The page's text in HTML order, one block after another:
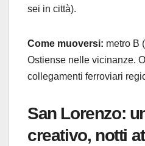
sei in città).
Come muoversi: metro B
Ostiense nelle vicinanze.
collegamenti ferroviari
San Lorenzo:
creativo, notti